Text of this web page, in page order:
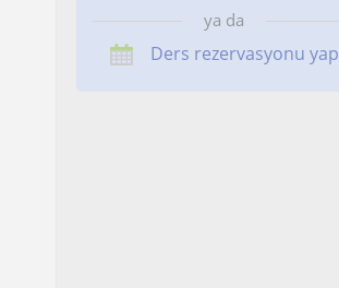
ya da
Ders rezervasyonu yap